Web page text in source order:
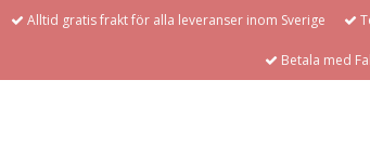
Alltid gratis frakt för alla leveranser inom Sverige
Betala med